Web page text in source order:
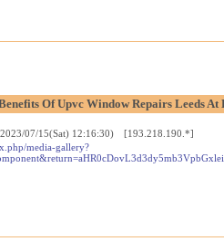
Of Upvc Window Repairs Leeds
07/15(Sat) 12:16:30) [193.218.190.*]
media-gallery?